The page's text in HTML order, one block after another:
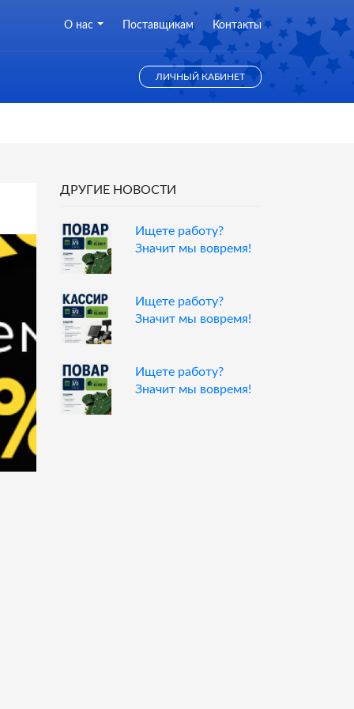
О нас Поставщикам Контакты
ЛИЧНЫЙ КАБИНЕТ
ДРУГИЕ НОВОСТИ
Ищете работу?
Значит мы вовремя!
Ищете работу?
Значит мы вовремя!
Ищете работу?
Значит мы вовремя!